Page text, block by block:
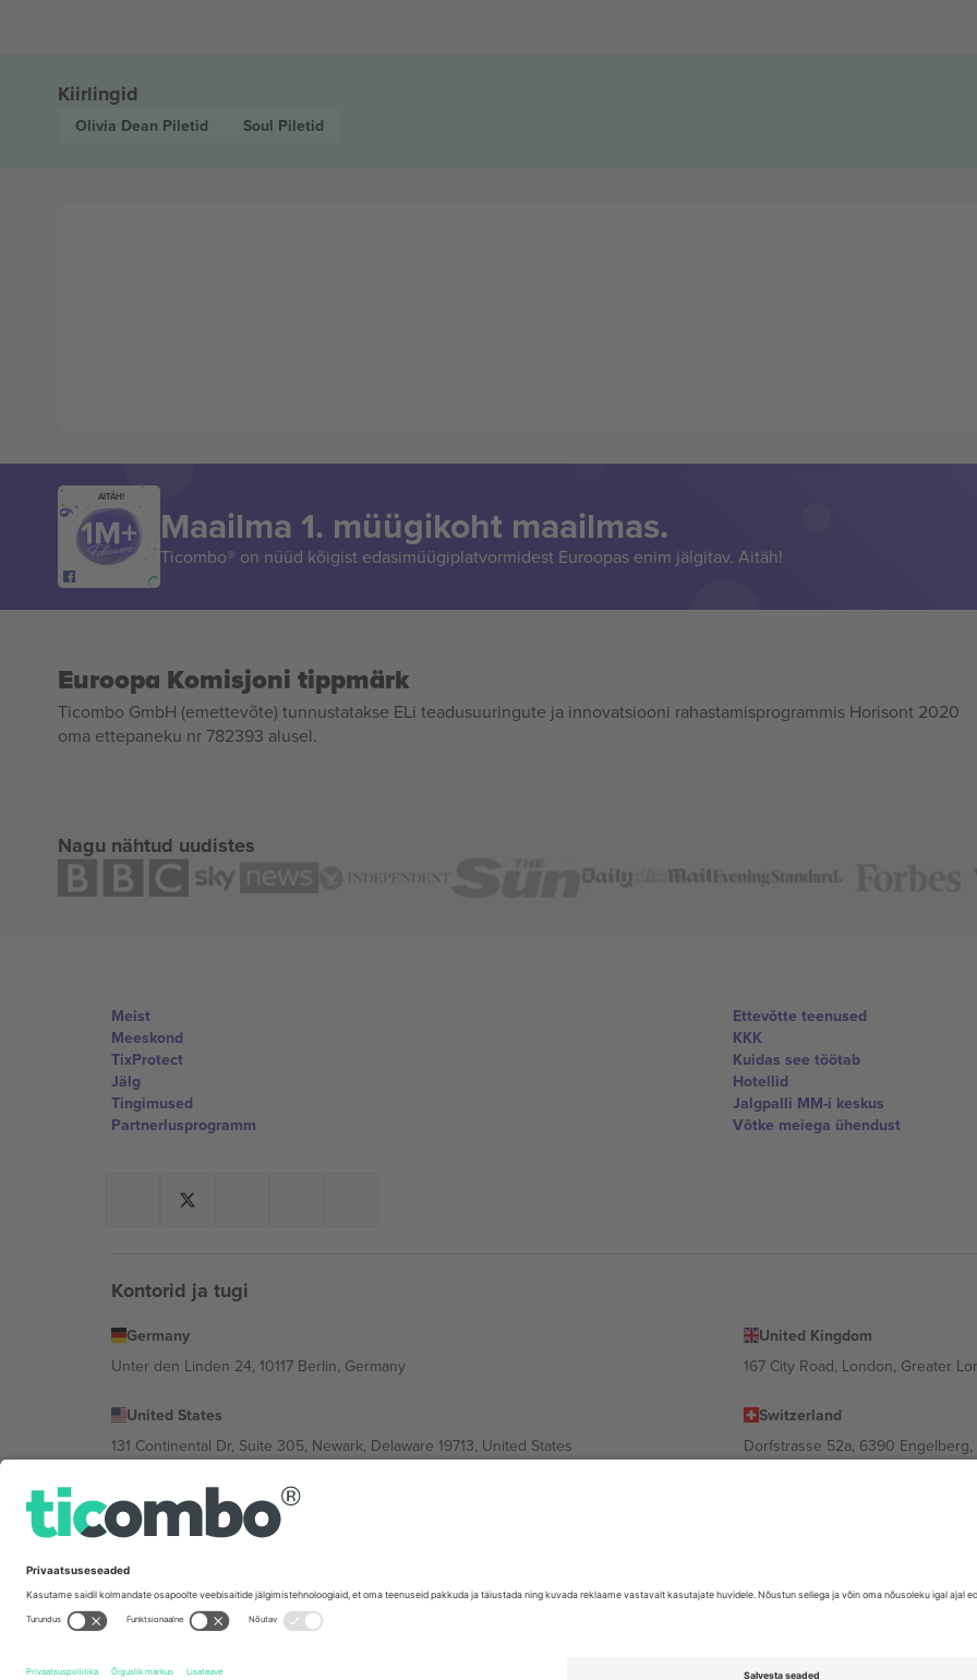
Kiirlingid
Olivia Dean Piletid Soul Piletid
AITÄH!
Maailma 1. müügikoht maailmas.
Ticombo® on nüüd kõigist edasimüügiplatvormidest Euroopas enim jälgitav. Aitäh!
Euroopa Komisjoni tippmärk
Ticombo GmbH (emettevõte) tunnustatakse ELi teadusuuringute ja innovatsiooni rahastamisprogrammis Horisont 2020
oma ettepaneku nr 782393 alusel.
Nagu nähtud uudistes
Meist
Meeskond
TixProtect
Jälg
Tingimused
Partnerlusprogramm
Ettevõtte teenused
KKK
Kuidas see töötab
Hotellid
Jalgpalli MM-i keskus
Võtke meiega ühendust
Kontorid ja tugi
Germany
Unter den Linden 24, 10117 Berlin, Germany
United Kingdom
167 City Road, London, Greater
United States
131 Continental Dr, Suite 305, Newark, Delaware 19713, United States
Switzerland
Dorfstrasse 52a, 6390
Bulgaria
Regus Sofia City West, bul Totleben 53-55, 1606 Sofia, Bulgaria
Mexico
Av Chapultepec 360, Roma Norte, Cuauhtémoc, 06700 Ciudad de México, CDMX, Mexico
Tingimused.© 2026 Ticombo. Kõik õigused kaitstud.